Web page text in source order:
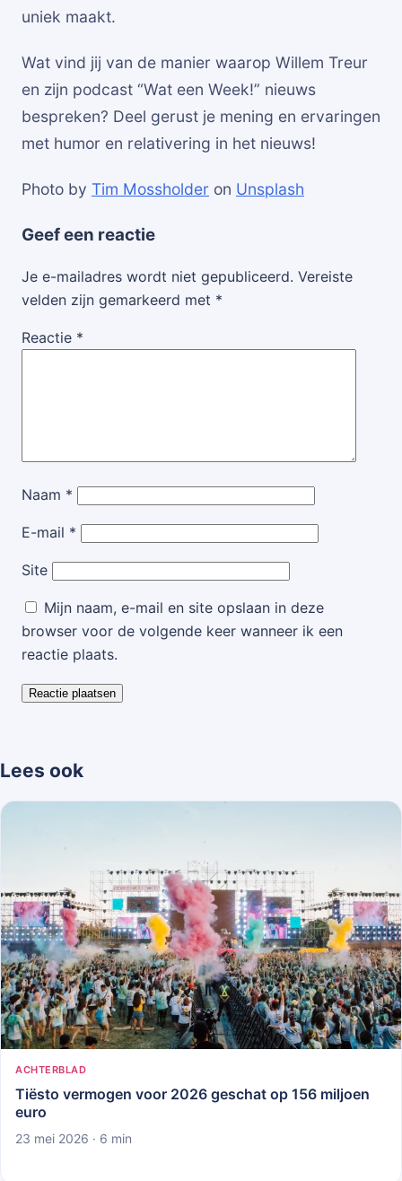
uniek maakt.
Wat vind jij van de manier waarop Willem Treur
en zijn podcast “Wat een Week!” nieuws
bespreken? Deel gerust je mening en ervaringen
met humor en relativering in het nieuws!
Photo by Tim Mossholder on Unsplash
Geef een reactie
Je e-mailadres wordt niet gepubliceerd. Vereiste
velden zijn gemarkeerd met *
Reactie *
Naam *
E-mail *
Site
Mijn naam, e-mail en site opslaan in deze
browser voor de volgende keer wanneer ik een
reactie plaats.
Lees ook
ACHTERBLAD
Tiësto vermogen voor 2026 geschat op 156 miljoen
euro
23 mei 2026 · 6 min